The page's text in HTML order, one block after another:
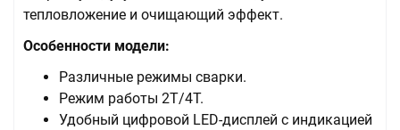
тепловложение и очищающий эффект.
Особенности модели:
Различные режимы сварки.
Режим работы 2Т/4Т.
Удобный цифровой LED-дисплей с индикацией